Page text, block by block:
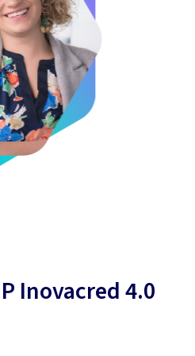
Inovacred 4.0